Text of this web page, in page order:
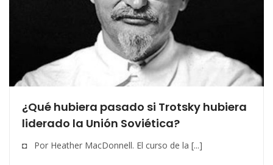
¿Qué hubiera pasado si Trotsky hubiera
liderado la Unión Soviética?
◘ Por Heather MacDonnell. El curso de la [...]